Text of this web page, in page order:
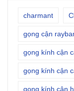
charmant
gọng cận
gọng kính cận
gọng kính cận
gọng kính cận